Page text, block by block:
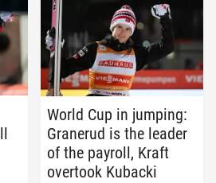
World Cup in jumping:
Granerud is the leader
of the payroll, Kraft
over­took Kubacki